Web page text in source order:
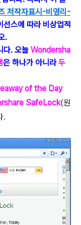
저작자표시-비영리-
선스에 따라 비상업적
.
다. 오늘 Wondersha
은 하나가 아니라두
of the Day
SafeLock(원
.